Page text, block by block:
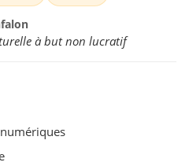
à but non lucratif